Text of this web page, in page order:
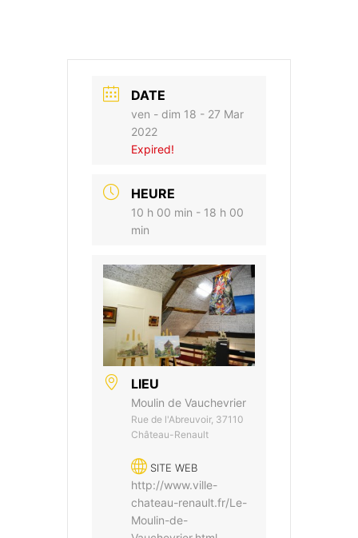
DATE
ven - dim 18 - 27 Mar
2022
Expired!
HEURE
10 h 00 min - 18 h 00
min
LIEU
Moulin de Vauchevrier
Rue de l'Abreuvoir, 37110
Château-Renault
SITE WEB
http://www.ville-
chateau-renault.fr/Le-
Moulin-de-